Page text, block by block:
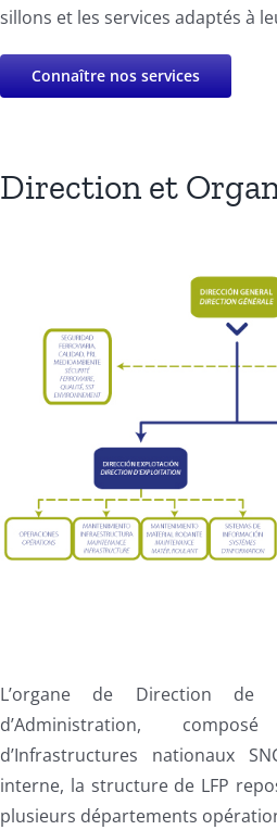
sillons et les services adaptés à
Connaître nos services
Direction et
L’organe de Direction de
d’Administration,
d’Infrastructures nationaux
interne, la structure de LFP
plusieurs départements